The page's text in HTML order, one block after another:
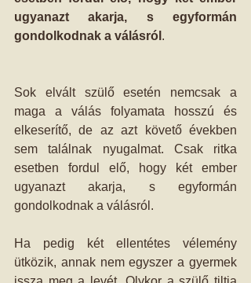
ugyanazt akarja, s egyformán
gondolkodnak a válásról .
Sok elvált szülő esetén nemcsak a
maga a válás folyamata hosszú és
elkeserítő, de az azt követő években
sem találnak nyugalmat. Csak ritka
esetben fordul elő, hogy két ember
ugyanazt akarja, s egyformán
gondolkodnak a válásról.
Ha pedig két ellentétes vélemény
ütközik, annak nem egyszer a gyermek